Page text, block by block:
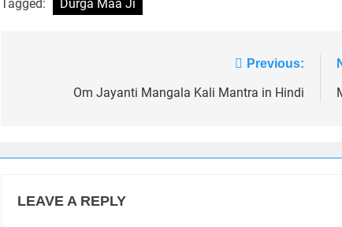
Tagged: Durga Maa Ji
navigation
Previous:
Om Jayanti Mangala Kali Mantra in Hindi
LEAVE A REPLY